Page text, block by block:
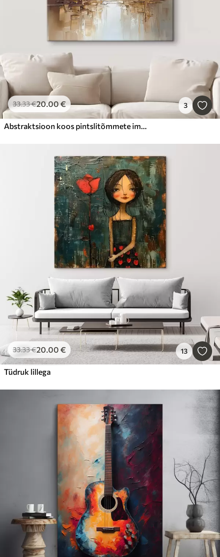
33.33€20.00€ 3
Abstraktsioon koos pintslitõmmete imitatsiooniga
33.33€20.00 € 13
Tüdruk lillega